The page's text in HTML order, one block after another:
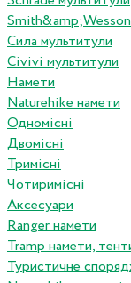
Сила мультитули
Civivi мультитули
Намети
Naturehike намети
Одномісні
Двомісні
Тримісні
Чотиримісні
Аксесуари
Ranger намети
Tramp намети,
Туристичне